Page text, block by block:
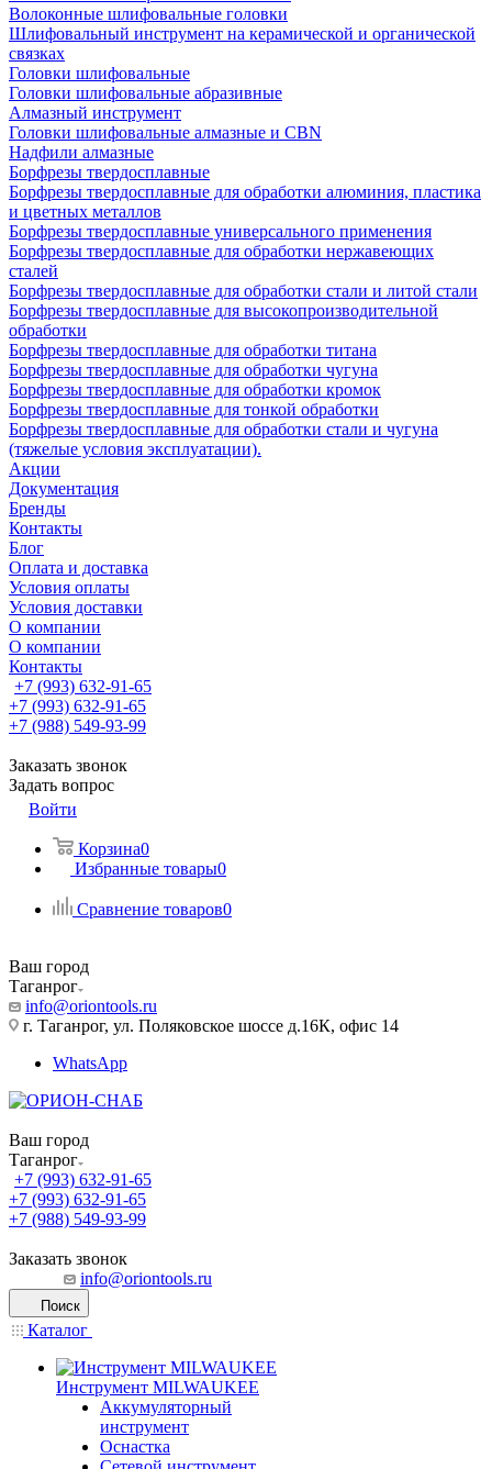
Волоконные шлифовальные головки
Шлифовальный инструмент на керамической и органической
связках
Головки шлифовальные
Головки шлифовальные абразивные
Алмазный инструмент
Головки шлифовальные алмазные и CBN
Надфили алмазные
Борфрезы твердосплавные
Борфрезы твердосплавные для обработки алюминия, пластика
и цветных металлов
Борфрезы твердосплавные универсального применения
Борфрезы твердосплавные для обработки нержавеющих
сталей
Борфрезы твердосплавные для обработки стали и литой стали
Борфрезы твердосплавные для высокопроизводительной
обработки
Борфрезы твердосплавные для обработки титана
Борфрезы твердосплавные для обработки чугуна
Борфрезы твердосплавные для обработки кромок
Борфрезы твердосплавные для тонкой обработки
Борфрезы твердосплавные для обработки стали и чугуна
(тяжелые условия эксплуатации).
Акции
Документация
Бренды
Контакты
Блог
Оплата и доставка
Условия оплаты
Условия доставки
О компании
О компании
Контакты
+7 (993) 632-91-65
+7 (993) 632-91-65
+7 (988) 549-93-99
Заказать звонок
Задать вопрос
Войти
Корзина0
Избранные товары0
Сравнение товаров0
Ваш город
Таганрог
info@oriontools.ru
г. Таганрог, ул. Поляковское шоссе д.16К, офис 14
WhatsApp
Ваш город
Таганрог
+7 (993) 632-91-65
+7 (993) 632-91-65
+7 (988) 549-93-99
Заказать звонок
info@oriontools.ru
Поиск
Каталог
Инструмент MILWAUKEE
Аккумуляторный
инструмент
Оснастка